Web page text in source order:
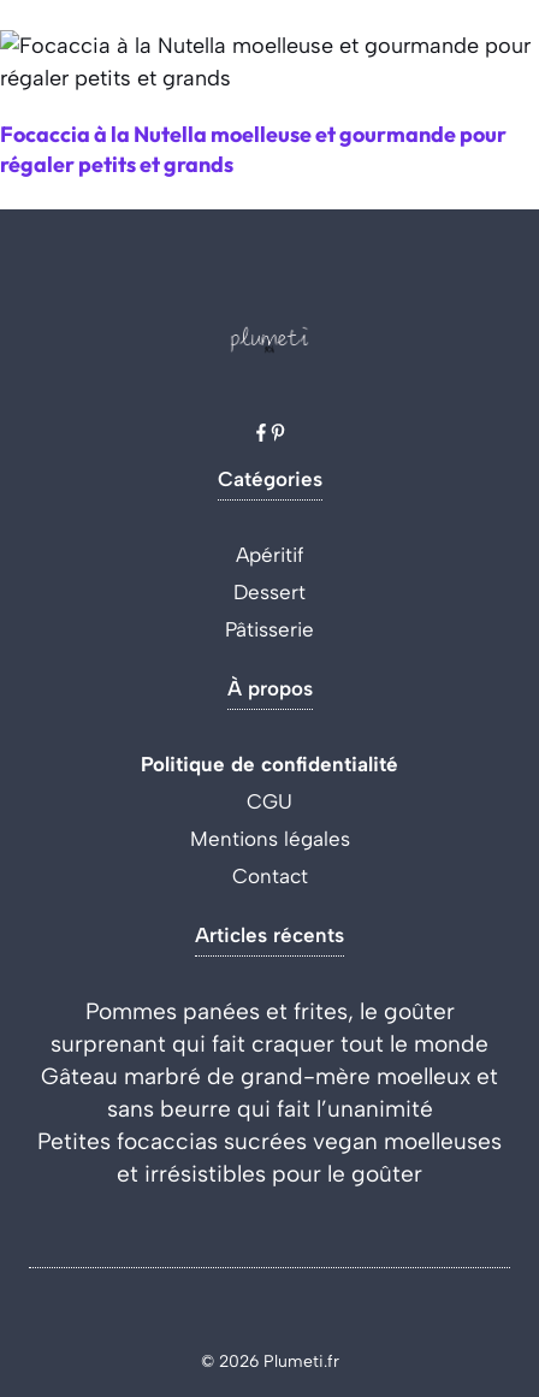
Focaccia à la Nutella moelleuse et gourmande pour
régaler petits et grands
Catégories
Apéritif
Dessert
Pâtisserie
À propos
Politique de confidentialité
CGU
Mentions légales
Contact
Articles récents
Pommes panées et frites, le goûter
surprenant qui fait craquer tout le monde
Gâteau marbré de grand-mère moelleux et
sans beurre qui fait l’unanimité
Petites focaccias sucrées vegan moelleuses
et irrésistibles pour le goûter
© 2026 Plumeti.fr